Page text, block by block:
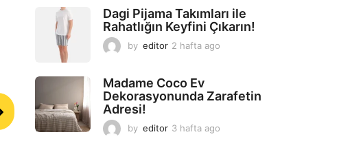
Dagi Pijama Takımları ile
Rahatlığın Keyfini Çıkarın!
by editor 2 hafta ago
g
Madame Coco Ev
Dekorasyonunda Zarafetin
Adresi!
by editor 3 hafta ago